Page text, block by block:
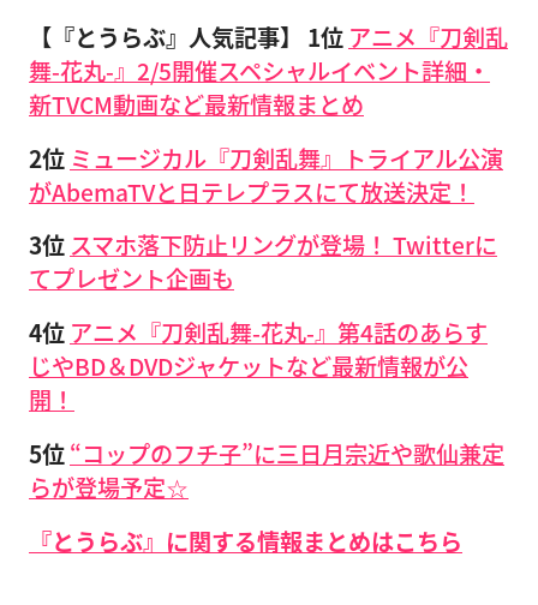
【『とうらぶ』人気記事】 1位 アニメ『刀剣乱
舞-花丸-』2/5開催スペシャルイベント詳細・
新TVCM動画など最新情報まとめ
2位 ミュージカル『刀剣乱舞』トライアル公演
がAbemaTVと日テレプラスにて放送決定！
3位 スマホ落下防止リングが登場！ Twitterに
てプレゼント企画も
4位 アニメ『刀剣乱舞-花丸-』第4話のあらす
じやBD＆DVDジャケットなど最新情報が公
開！
5位“コップのフチ子”に三日月宗近や歌仙兼定
らが登場予定☆
『とうらぶ』に関する情報まとめはこちら